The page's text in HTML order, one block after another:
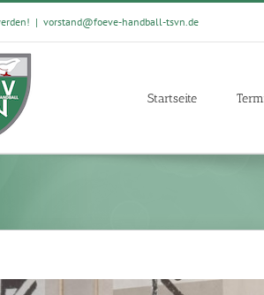
| vorstand@foeve-handball-tsvn.de
Startseite